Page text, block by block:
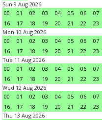
Sun 9 Aug 2026
00
01 02 03 04 05 06 07
16
17 18 19 20 21 22
23
Mon 10 Aug 2026
00
01 02 03 04 05 06 07
16
17 18 19 20 21 22
23
Tue 11 Aug 2026
00
01 02 03 04 05 06 07
16
17 18 19 20 21 22
23
Wed 12 Aug 2026
00
01 02 03 04 05 06 07
16
17 18 19 20 21 22
23
Thu 13 Aug 2026